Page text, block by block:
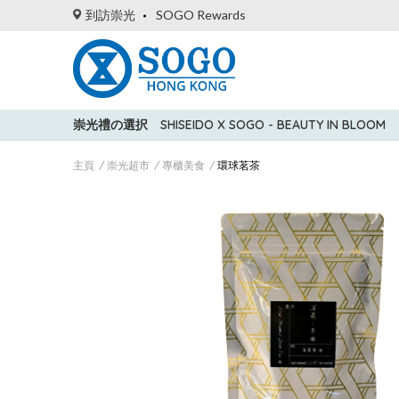
到訪崇光 SOGO Rewards
崇光禮の選択 SHISEIDO X SOGO - BEAUTY IN BLOOM
主頁 崇光超市 專櫃美食 環球茗茶